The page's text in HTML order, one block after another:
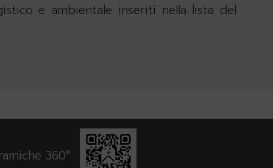
e ambientale inseriti nella lista del
360°